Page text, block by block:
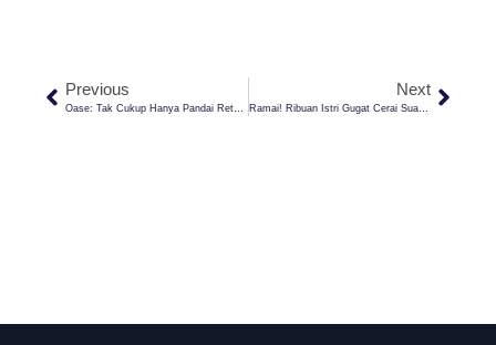
Previous
Oase: Tak Cukup Hanya Pandai Retorika, Siapa Sebenarnya Hakikat Guru Sejati?
Next
Ramai! Ribuan Istri Gugat Cerai Suami Lantaran Uang Nafkah Kurang, Apa Hukumnya?